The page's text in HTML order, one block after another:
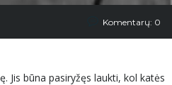
Komentarų: 0
Jis būna pasiryžęs laukti, kol katės